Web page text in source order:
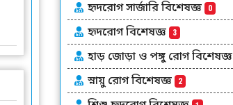
হৃদরোগ সার্জারি বিশেষজ্ঞ 0
হৃদরোগ বিশেষজ্ঞ 3
হাড় জোড়া ও পঙ্গু রোগ বিশেষজ্ঞ
স্নায়ু রোগ বিশেষজ্ঞ 2